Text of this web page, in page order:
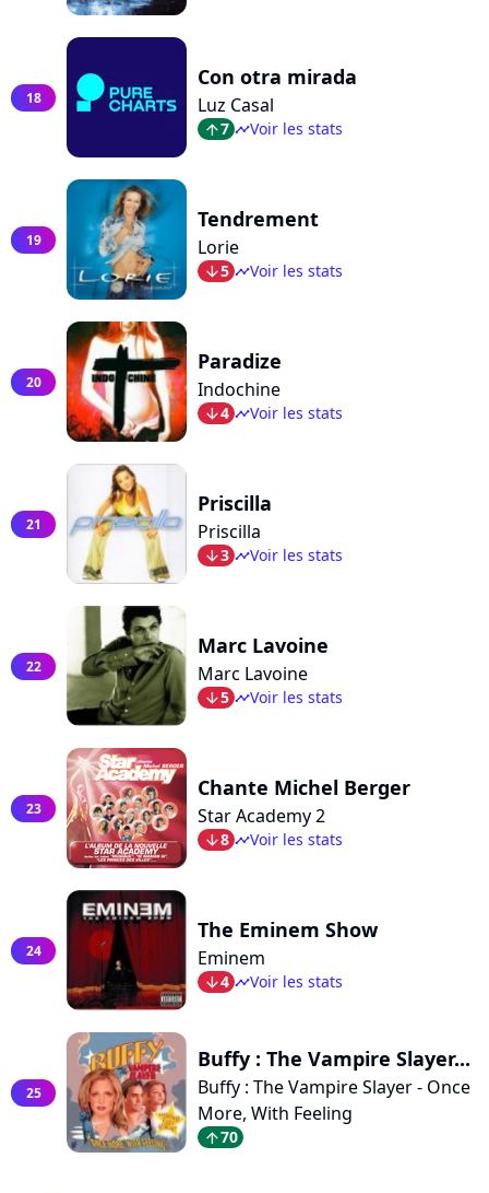
18
Con otra mirada
Luz Casal
arrow_top7 timelineVoir les stats
19
Tendrement
Lorie
arrow_bot5 timelineVoir les stats
20
Paradize
Indochine
arrow_bot4 timelineVoir les stats
21
Priscilla
Priscilla
arrow_bot3 timelineVoir les stats
22
Marc Lavoine
Marc Lavoine
arrow_bot5 timelineVoir les stats
23
Chante Michel Berger
Star Academy 2
arrow_bot8 timelineVoir les stats
24
The Eminem Show
Eminem
arrow_bot4 timelineVoir les stats
25
Buffy : The Vampire Slayer...
Buffy : The Vampire Slayer - Once
More, With Feeling
arrow_top70